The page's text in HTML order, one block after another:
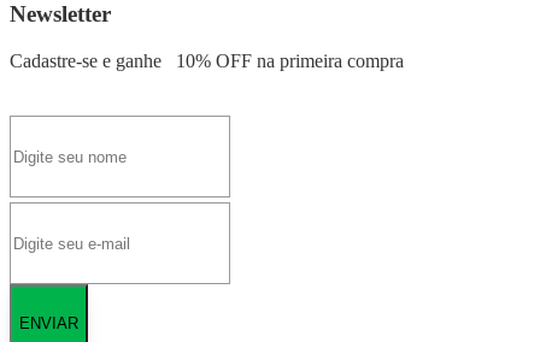
Newsletter
Cadastre-se e ganhe 10% OFF na primeira compra
ENVIAR